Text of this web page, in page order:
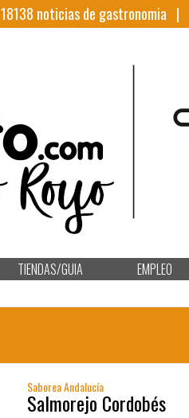
18138 noticias de gastronomia |
TIENDAS/GUIA EMPLEO
Saborea Andalucía
Salmorejo Cordobés